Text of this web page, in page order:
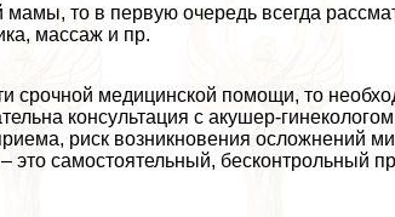
мамы, то в первую очередь всегда
массаж и пр.
срочной медицинской помощи, то
консультация с акушер-
риск возникновения осложнений
это самостоятельный, бесконтрольный